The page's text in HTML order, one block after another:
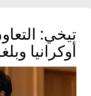
تيخي:
أوكرانيا